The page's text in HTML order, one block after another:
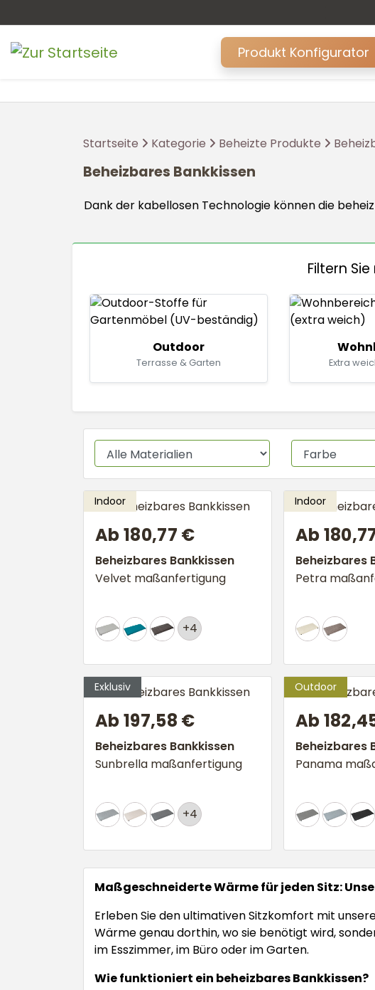
Produkt Konfigurator
Startseite Kategorie Beheizte Produkte
Beheizbares Bankkissen
Dank der kabellosen Technologie können die
Filtern
Outdoor
Terrasse & Garten Extra
Ab 180,77 €
Beheizbares Bankkissen
Velvet maßanfertigung
+4
Ab
Beheizbares
Petra
Ab 197,58 €
Beheizbares Bankkissen
Sunbrella maßanfertigung
+4
Ab
Beheizbares
Panama
Maßgeschneiderte Wärme für jeden Sitz:
Erleben Sie den ultimativen Sitzkomfort mit
Wärme genau dorthin, wo sie benötigt wird,
im Esszimmer, im Büro oder im Garten.
Wie funktioniert ein beheizbares Bankkissen?